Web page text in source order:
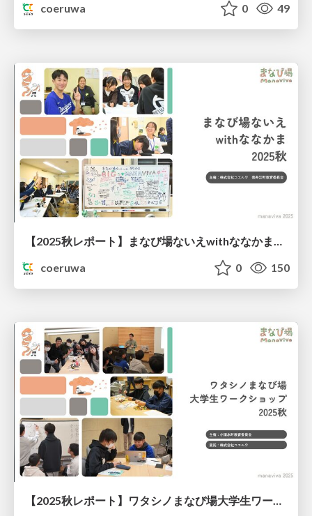
coeruwa
0 49
【2025秋レポート】まなび場ないえwithななかま@北海道奈井江町
coeruwa
0 150
【2025秋レポート】ワタシノまなび場大学生ワークショップ@北海道小清水町